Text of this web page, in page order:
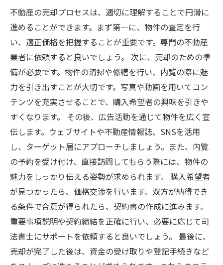
不動産の売却プロセスは、適切に理解することで円滑に
進めることができます。まず第一に、物件の査定を行
い、適正価格を把握することが重要です。専門の不動産
業者に依頼すると良いでしょう。 次に、売却のための準
備が必要です。物件の清掃や修繕を行い、内覧の際に魅
力を引き出すことが大切です。写真や動画を用いてコン
テンツを充実させることで、購入希望者の興味を引きや
すくなります。 その後、広告活動を通じて物件を広く宣
伝します。ウェブサイトや不動産情報誌、SNSを活用
し、ターゲット層にアプローチしましょう。また、内覧
の予約を受け付け、直接訪問してもらう際には、物件の
魅力をしっかり伝える姿勢が求められます。 購入希望者
が見つかったら、価格交渉を行います。双方が納得でき
る条件で合意が得られたら、契約書の作成に進みます。
重要事項説明や契約締結を正確に行い、必要に応じて司
法書士にサポートを依頼すると良いでしょう。 最後に、
売却が完了した後は、資金の受け取りや登記手続きなど